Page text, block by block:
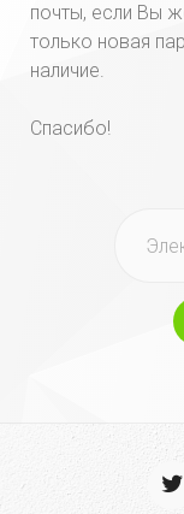
почты, если Вы
только новая
наличие.
Спасибо!